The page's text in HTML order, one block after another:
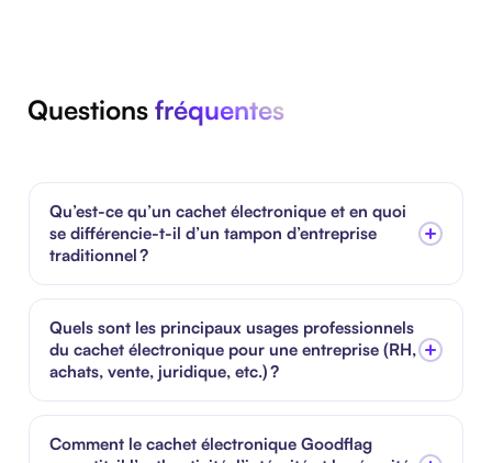
Questions fréquentes
Qu’est-ce qu’un cachet électronique et en quoi
se différencie-t-il d’un tampon d’entreprise
traditionnel ?
Quels sont les principaux usages professionnels
du cachet électronique pour une entreprise (RH,
achats, vente, juridique, etc.) ?
Comment le cachet électronique Goodflag